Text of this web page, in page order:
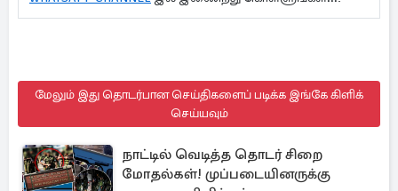
மேலும் இது தொடர்பான செய்திகளைப் படிக்க இங்கே கிளிக்
செய்யவும்
நாட்டில் வெடித்த தொடர் சிறை
மோதல்கள்! முப்படையினருக்கு